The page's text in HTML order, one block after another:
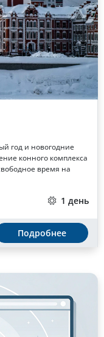
год и новогодние
конного комплекса
время на
1 день
Подробнее